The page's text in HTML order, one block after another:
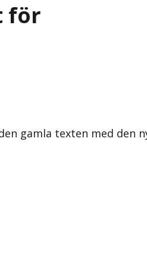
för
gamla texten med den